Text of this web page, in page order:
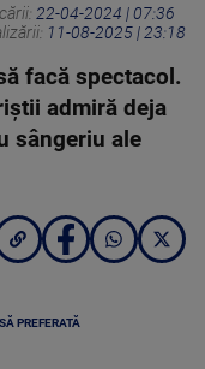
22-04-2024 | 07:36
11-08-2025 | 23:18
facă spectacol.
admiră deja
sângeriu ale
PREFERATĂ